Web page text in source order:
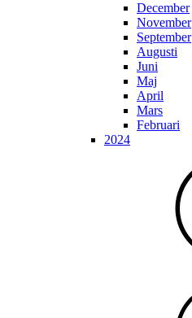
December
November
September
Augusti
Juni
Maj
April
Mars
Februari
2024